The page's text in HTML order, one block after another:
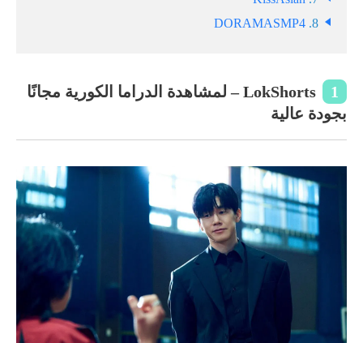
8.
DORAMASMP4
1
LokShorts – لمشاهدة الدراما الكورية مجانًا
بجودة عالية